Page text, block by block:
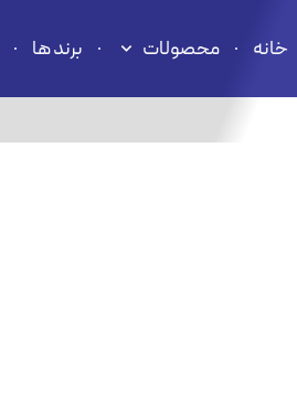
خانه محصولات برند ها